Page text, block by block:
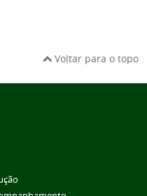
Voltar para o topo